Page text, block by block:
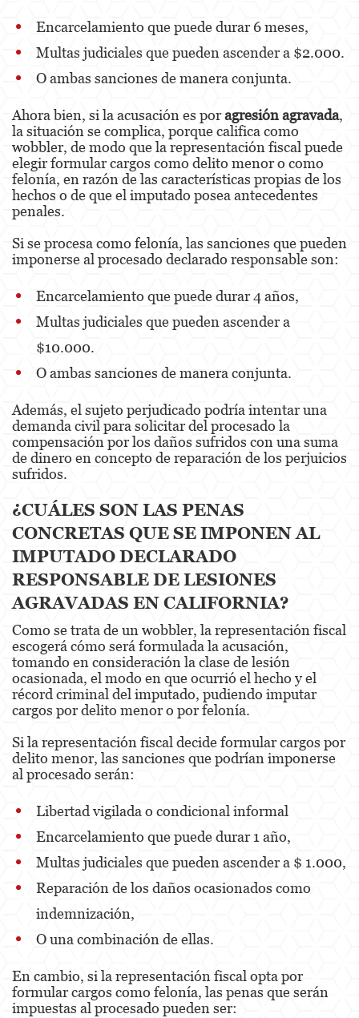
Domestic Battery
Elder Abuse
Permanent Restraining Order
Posting Harmful Information on the Internet
Revenge Porn
Violation of a Restraining Order
Driving Crimes
Carjacking
Hit and Run
Vehicular Manslaughter
California Marijuana Laws
Manufacturing Drugs
Possession Of A Controlled Substance
Possession Of A Controlled Substance For Sale
Possession of Drug Paraphernalia
Possession Of Marijuana For Sale
Pre-Trial Diversion For Drug Crimes
Transportation for Sale of a Controlled
Substance
2nd Offense DUI
3rd Offense DUI
4th Offense DUI
Driving Under The Influence Of A Drug
Encarcelamiento que puede durar 6 meses,
Multas judiciales que pueden ascender a $2.000.
O ambas sanciones de manera conjunta.
Ahora bien, si la acusación es poragresión agravada,
la situación se complica, porque califica como
wobbler, de modo que la representación fiscal puede
elegir formular cargos como delito menor o como
felonía, en razón de las características propias de los
hechos o de que el imputado posea antecedentes
penales.
Si se procesa como felonía, las sanciones que pueden
imponerse al procesado declarado responsable son:
Encarcelamiento que puede durar 4 años,
Multas judiciales que pueden ascender a
$10.000.
O ambas sanciones de manera conjunta.
Además, el sujeto perjudicado podría intentar una
demanda civil para solicitar del procesado la
compensación por los daños sufridos con una suma
de dinero en concepto de reparación de los perjuicios
sufridos.
¿CUÁLES SON LAS PENAS
CONCRETAS QUE SE IMPONEN AL
IMPUTADO DECLARADO
RESPONSABLE DE LESIONES
AGRAVADAS EN CALIFORNIA?
Como se trata de un wobbler, la representación fiscal
escogerá cómo será formulada la acusación,
tomando en consideración la clase de lesión
ocasionada, el modo en que ocurrió el hecho y el
récord criminal del imputado, pudiendo imputar
cargos por delito menor o por felonía.
Si la representación fiscal decide formular cargos por
delito menor, las sanciones que podrían imponerse
al procesado serán:
Libertad vigilada o condicional informal
Encarcelamiento que puede durar 1 año,
Multas judiciales que pueden ascender a $ 1.000,
Reparación de los daños ocasionados como
indemnización,
O una combinación de ellas.
En cambio, si la representación fiscal opta por
formular cargos como felonía, las penas que serán
impuestas al procesado pueden ser: